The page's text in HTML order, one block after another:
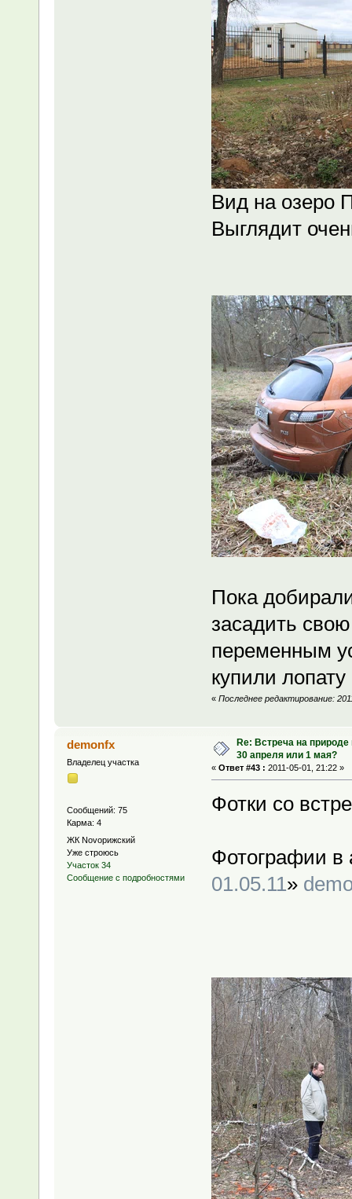
Вид на озеро
Выглядит
Пока
засадить
переменным
купили
« Последнее редактирование:
demonfx
Владелец участка
Сообщений: 75
Карма: 4
ЖК Novoрижский
Уже строюсь
Участок 34
Сообщение с подробностями
Re: Встреча на
30 апреля или 1 мая?
« Ответ #43 : 2011-05-01, 21:22 »
Фотки со
Фотографии в
01.05.11»